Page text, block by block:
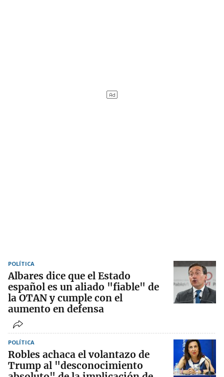
POLÍTICA
Albares dice que el Estado
español es un aliado "fiable" de
la OTAN y cumple con el
aumento en defensa
POLÍTICA
Robles achaca el volantazo de
Trump al "desconocimiento